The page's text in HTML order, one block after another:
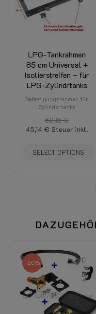
Zurrgurtset 20mm
breit zur Montage
von
mit RDW-Zulassung
bis 150L
Tankbefestigung
18,36 € Steuer inkl.
IN WARENKORB